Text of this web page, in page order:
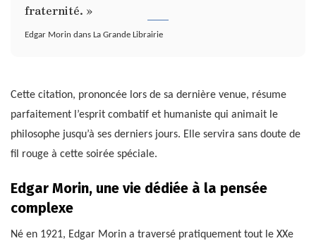
fraternité. »
Edgar Morin dans La Grande Librairie
Cette citation, prononcée lors de sa dernière venue, résume
parfaitement l’esprit combatif et humaniste qui animait le
philosophe jusqu’à ses derniers jours. Elle servira sans doute de
fil rouge à cette soirée spéciale.
Edgar Morin, une vie dédiée à la pensée
complexe
Né en 1921, Edgar Morin a traversé pratiquement tout le XXe